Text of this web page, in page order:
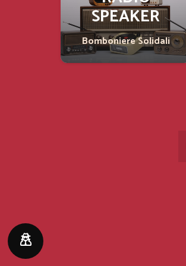
SPEAKER
Bomboniere Solidali